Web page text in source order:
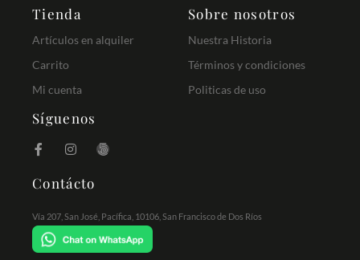
Tienda
Artículos en alquiler
Carrito
Mi cuenta
Sobre nosotros
Nuestra Historia
Términos y condiciones
Politicas de uso
Síguenos
Contácto
Vía 207, San José, Pacífica, 10106, San Francisco de Dos Ríos